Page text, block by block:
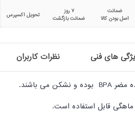
ضمانت
اصل بودن کالا
۷ روز
ضمانت بازگشت
تحویل اکسپرس
های فنی نظرات کاربران
مضر BPA بوده و نشکن می باشند.